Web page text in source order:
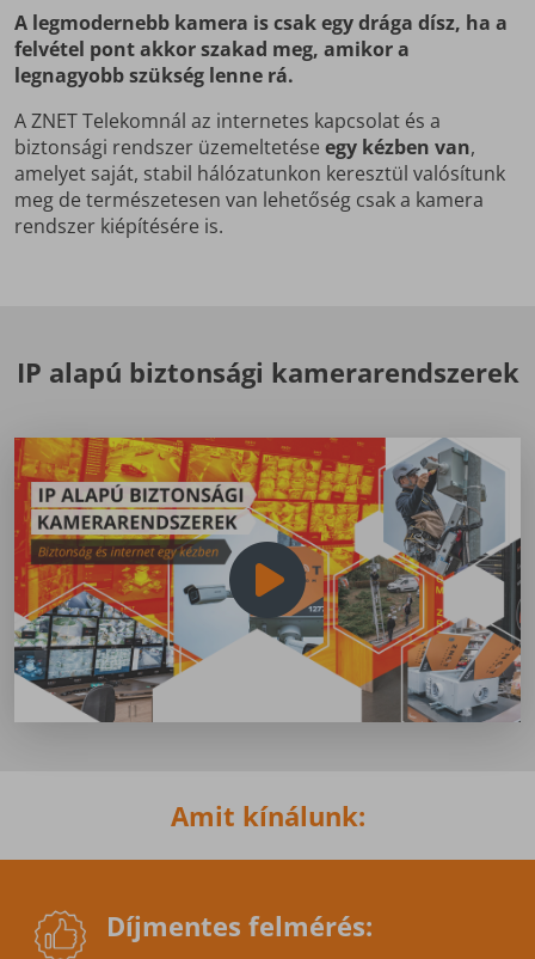
A legmodernebb kamera is csak egy drága dísz, ha a
felvétel pont akkor szakad meg, amikor a
legnagyobb szükség lenne rá.
A ZNET Telekomnál az internetes kapcsolat és a
biztonsági rendszer üzemeltetése egy kézben van,
amelyet saját, stabil hálózatunkon keresztül valósítunk
meg de természetesen van lehetőség csak a kamera
rendszer kiépítésére is.
IP alapú biztonsági kamerarendszerek
Amit kínálunk:
Díjmentes felmérés: